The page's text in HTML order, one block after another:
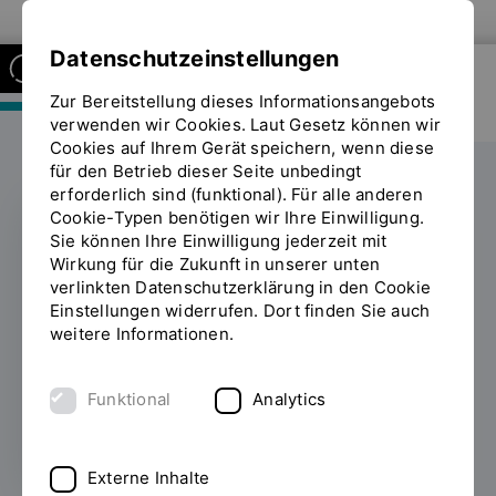
FAKULTÄT MASCHINENBAU
OTH-Studierende
tauchen in die Welt der
Wasserkraft ein
18.12.2024
Datenschutzeinstellungen
Zur Bereitstellung dieses Informationsangebots
verwenden wir Cookies. Laut Gesetz können wir
Cookies auf Ihrem Gerät speichern, wenn diese
für den Betrieb dieser Seite unbedingt
erforderlich sind (funktional). Für alle anderen
Cookie-Typen benötigen wir Ihre Einwilligung.
Sie können Ihre Einwilligung jederzeit mit
Wirkung für die Zukunft in unserer unten
verlinkten Datenschutzerklärung in den Cookie
Einstellungen widerrufen. Dort finden Sie auch
weitere Informationen.
Funktional Analytics
Externe Inhalte